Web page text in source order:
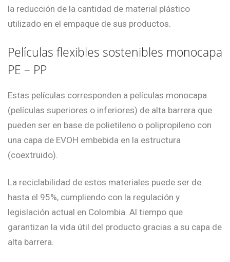
la reducción de la cantidad de material plástico
utilizado en el empaque de sus productos.
Películas flexibles sostenibles monocapa
PE – PP
Estas películas corresponden a películas monocapa
(películas superiores o inferiores) de alta barrera que
pueden ser en base de polietileno o polipropileno con
una capa de EVOH embebida en la estructura
(coextruido).
La reciclabilidad de estos materiales puede ser de
hasta el 95%, cumpliendo con la regulación y
legislación actual en Colombia. Al tiempo que
garantizan la vida útil del producto gracias a su capa de
alta barrera.